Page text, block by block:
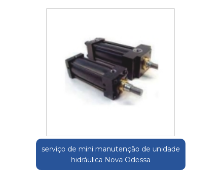
serviço de mini manutenção de unidade
hidráulica Nova Odessa